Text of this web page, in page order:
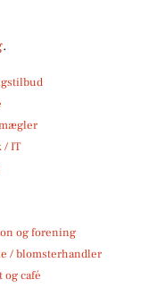
.
/ IT
og forening
/ blomsterhandler
og café